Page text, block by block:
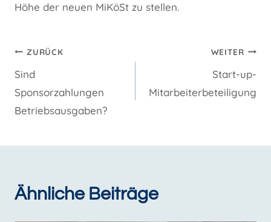
Höhe der neuen MiKöSt zu stellen.
Beitragsnavigation
ZURÜCK
Sind
Sponsorzahlungen
Betriebsausgaben?
WEITER
Start-up-
Mitarbeiterbeteiligung
Ähnliche Beiträge